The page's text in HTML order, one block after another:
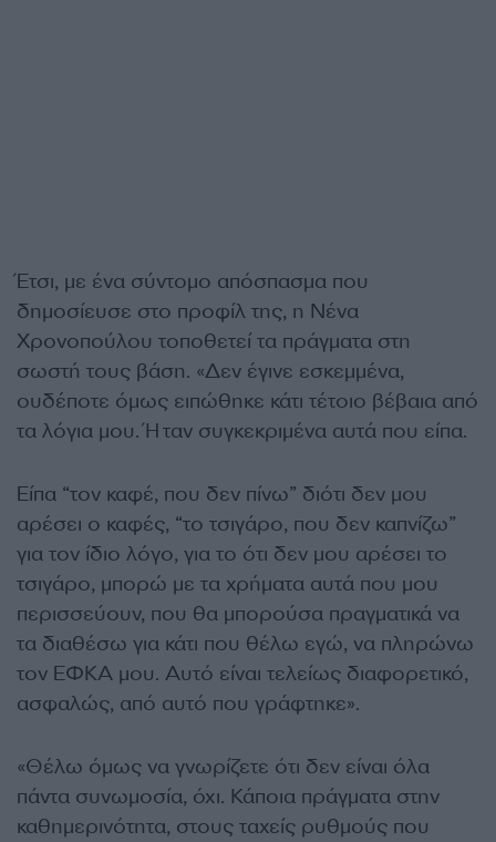
Έτσι, με ένα σύντομο απόσπασμα που
δημοσίευσε στο προφίλ της, η Νένα
Χρονοπούλου τοποθετεί τα πράγματα στη
σωστή τους βάση. «Δεν έγινε εσκεμμένα,
ουδέποτε όμως ειπώθηκε κάτι τέτοιο βέβαια από
τα λόγια μου. Ήταν συγκεκριμένα αυτά που είπα.
Είπα “τον καφέ, που δεν πίνω” διότι δεν μου
αρέσει ο καφές, “το τσιγάρο, που δεν καπνίζω”
για τον ίδιο λόγο, για το ότι δεν μου αρέσει το
τσιγάρο, μπορώ με τα χρήματα αυτά που μου
περισσεύουν, που θα μπορούσα πραγματικά να
τα διαθέσω για κάτι που θέλω εγώ, να πληρώνω
τον ΕΦΚΑ μου. Αυτό είναι τελείως διαφορετικό,
ασφαλώς, από αυτό που γράφτηκε».
«Θέλω όμως να γνωρίζετε ότι δεν είναι όλα
πάντα συνωμοσία, όχι. Κάποια πράγματα στην
καθημερινότητα, στους ταχείς ρυθμούς που